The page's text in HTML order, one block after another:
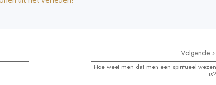
Volgende
Hoe weet men dat men een spiritueel wezen
is?